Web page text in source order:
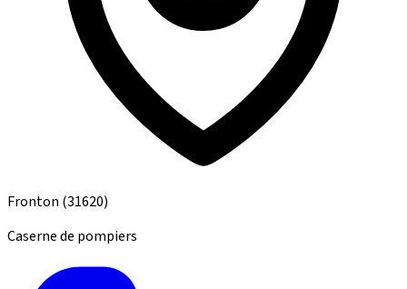
Fronton (31620)
Caserne de pompiers